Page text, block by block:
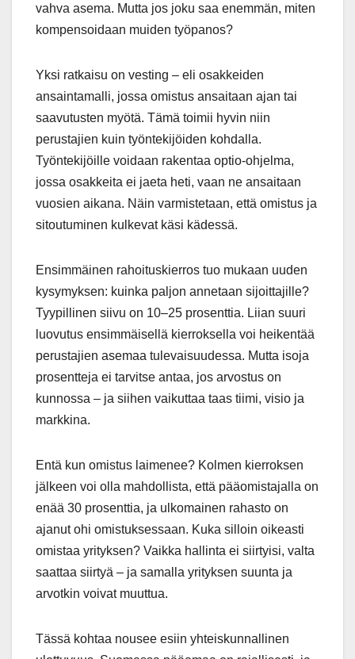
vahva asema. Mutta jos joku saa enemmän, miten
kompensoidaan muiden työpanos?
Yksi ratkaisu on vesting – eli osakkeiden
ansaintamalli, jossa omistus ansaitaan ajan tai
saavutusten myötä. Tämä toimii hyvin niin
perustajien kuin työntekijöiden kohdalla.
Työntekijöille voidaan rakentaa optio-ohjelma,
jossa osakkeita ei jaeta heti, vaan ne ansaitaan
vuosien aikana. Näin varmistetaan, että omistus ja
sitoutuminen kulkevat käsi kädessä.
Ensimmäinen rahoituskierros tuo mukaan uuden
kysymyksen: kuinka paljon annetaan sijoittajille?
Tyypillinen siivu on 10–25 prosenttia. Liian suuri
luovutus ensimmäisellä kierroksella voi heikentää
perustajien asemaa tulevaisuudessa. Mutta isoja
prosentteja ei tarvitse antaa, jos arvostus on
kunnossa – ja siihen vaikuttaa taas tiimi, visio ja
markkina.
Entä kun omistus laimenee? Kolmen kierroksen
jälkeen voi olla mahdollista, että pääomistajalla on
enää 30 prosenttia, ja ulkomainen rahasto on
ajanut ohi omistuksessaan. Kuka silloin oikeasti
omistaa yrityksen? Vaikka hallinta ei siirtyisi, valta
saattaa siirtyä – ja samalla yrityksen suunta ja
arvotkin voivat muuttua.
Tässä kohtaa nousee esiin yhteiskunnallinen